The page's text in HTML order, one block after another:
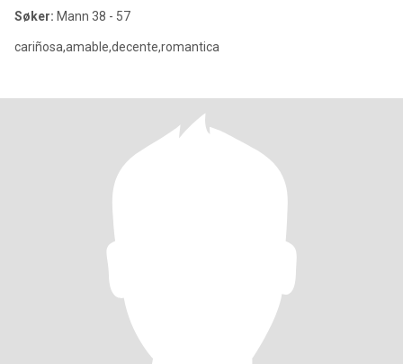
Søker: Mann 38 - 57
cariñosa,amable,decente,romantica